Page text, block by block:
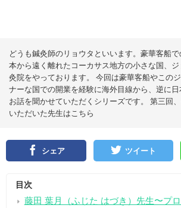
どうも鍼灸師のリョウタといいます。豪華客船
本から遠く離れたコーカサス地方の小さな国、
灸院をやっております。 今回は豪華客船やこの
ナーな国での開業を経験に海外目線から、逆に
お話を聞かせていただくシリーズです。 第三回
いただいた先生はこちら
シェア ツイート
目次
藤田 葉月（ふじた はづき）先生〜プ